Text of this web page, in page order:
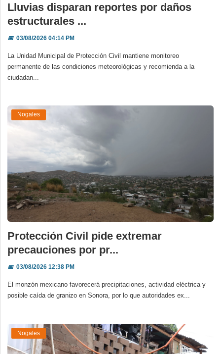
Lluvias disparan reportes por daños
estructurales ...
📅03/08/2026 04:14 PM
La Unidad Municipal de Protección Civil mantiene monitoreo
permanente de las condiciones meteorológicas y recomienda a la
ciudadan...
Nogales
Protección Civil pide extremar
precauciones por pr...
📅03/08/2026 12:38 PM
El monzón mexicano favorecerá precipitaciones, actividad eléctrica y
posible caída de granizo en Sonora, por lo que autoridades ex...
Nogales